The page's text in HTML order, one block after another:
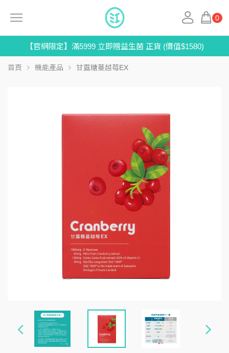
0
【官網限定】滿5999 立即贈益生菌 正貨 (價值$1580)
首頁 機能產品 甘露糖蔓越莓EX